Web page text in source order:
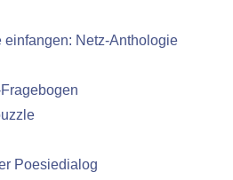
einfangen: Netz-Anthologie
Poesiedialog